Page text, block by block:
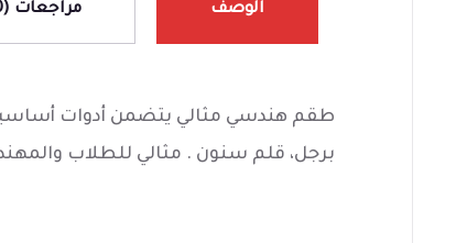
الوصف مراجعات (0)
طقم هندسي مثالي يتضمن أدوات
برجل، قلم سنون . مثالي للطلاب